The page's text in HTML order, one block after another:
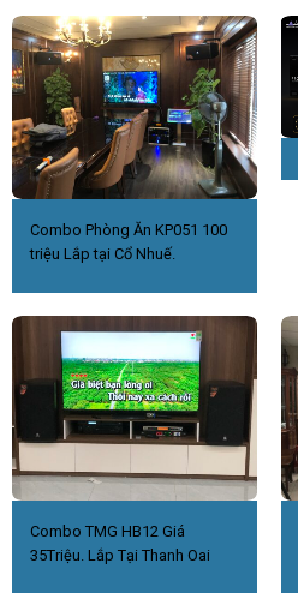
Combo Phòng Ăn KP051 100
triệu Lắp tại Cổ Nhuế.
Combo TMG HB12 Giá
35Triệu. Lắp Tại Thanh Oai